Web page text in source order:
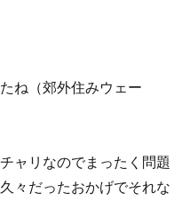
ね（郊外住みウェー
ャリなのでまったく問題
々だったおかげでそれな